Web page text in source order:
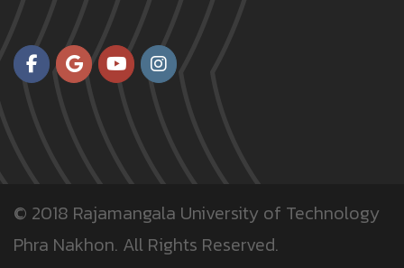
© 2018 Rajamangala University of Technology
Phra Nakhon. All Rights Reserved.